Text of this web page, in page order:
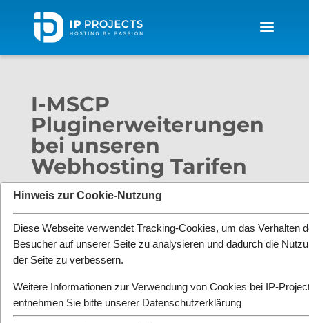
I-MSCP
Pluginerweiterungen
bei unseren
Webhosting Tarifen
vonMichael Schinzel|Sep. 30, 2014
Hinweis zur Cookie-Nutzung
Diese Webseite verwendet Tracking-Cookies, um das Verhalten
Besucher auf unserer Seite zu analysieren und dadurch die
der Seite zu verbessern.
Weitere Informationen zur Verwendung von Cookies bei IP-
entnehmen Sie bitte unserer Datenschutzerklärung